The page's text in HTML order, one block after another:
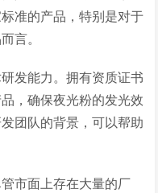
准的产品，特别是对于
言。
发能力。拥有资质证书
，确保夜光粉的发光效
团队的背景，可以帮助
市面上存在大量的厂